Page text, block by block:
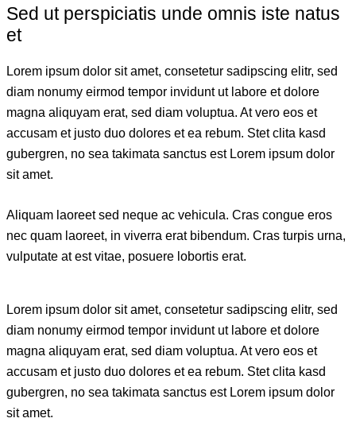
Sed ut perspiciatis unde omnis iste natus
et
Lorem ipsum dolor sit amet, consetetur sadipscing elitr, sed
diam nonumy eirmod tempor invidunt ut labore et dolore
magna aliquyam erat, sed diam voluptua. At vero eos et
accusam et justo duo dolores et ea rebum. Stet clita kasd
gubergren, no sea takimata sanctus est Lorem ipsum dolor
sit amet.
Aliquam laoreet sed neque ac vehicula. Cras congue eros
nec quam laoreet, in viverra erat bibendum. Cras turpis urna,
vulputate at est vitae, posuere lobortis erat.
Lorem ipsum dolor sit amet, consetetur sadipscing elitr, sed
diam nonumy eirmod tempor invidunt ut labore et dolore
magna aliquyam erat, sed diam voluptua. At vero eos et
accusam et justo duo dolores et ea rebum. Stet clita kasd
gubergren, no sea takimata sanctus est Lorem ipsum dolor
sit amet.